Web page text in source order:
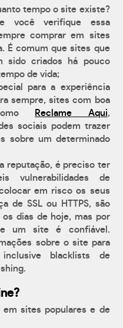
tempo o site existe?
você verifique essa
comprar em sites
É comum que sites que
sido criados há pouco
de vida;
para a experiência
sempre, sites com boa
Reclame Aqui,
sociais podem trazer
sobre um determinado
reputação, é preciso ter
vulnerabilidades de
em risco os seus
de SSL ou HTTPS, são
dias de hoje, mas por
um site é confiável.
sobre o site para
blacklists de
em sites populares e de